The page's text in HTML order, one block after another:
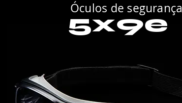
5x9e
Óculos de segurança